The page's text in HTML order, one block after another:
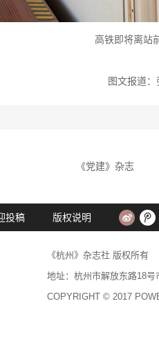
高铁即将离站
图文报道：
《党建》杂志
投稿 版权说明
《杭州》杂志社 版权所有
地址：杭州市解放东路18
COPYRIGHT © 2017